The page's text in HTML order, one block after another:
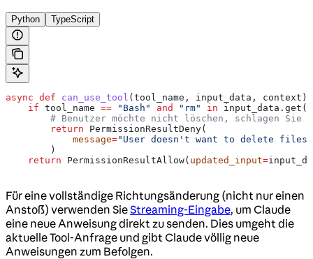
Python TypeScript
async def can_use_tool ( tool_name , input_data , context ):
    if
tool_name == "Bash" and "rm" in input_data.get(
# Benutzer möchte nicht löschen, schlagen Sie
        return
PermissionResultDeny(
            message
="User doesn't want to delete files.
        )
    return
PermissionResultAllow( updated_input=
Für eine vollständige Richtungsänderung (nicht nur einen
Anstoß) verwenden SieStreaming-Eingabe, um Claude
eine neue Anweisung direkt zu senden. Dies umgeht die
aktuelle Tool-Anfrage und gibt Claude völlig neue
Anweisungen zum Befolgen.